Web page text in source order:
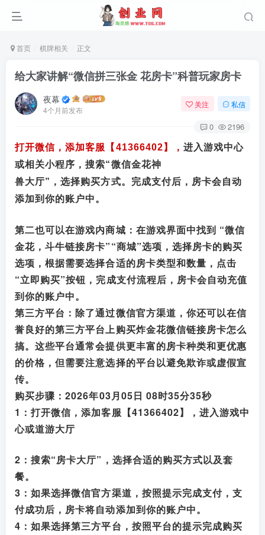
首页 棋牌相关 正文
给大家讲解“微信拼三张金 花房卡”科普玩家房卡
夜幕
4个月前发布
关注 私信
0 2196
打开微信，添加客服【41366402 】，进入游戏中心
或相关小程序，搜索“微信金花神
兽大厅”，选择购买方式。完成支付后，房卡会自动
添加到你的账户中。
第二也可以在游戏内商城：在游戏界面中找到 “微信
金花，斗牛链接房卡”“商城”选项，选择房卡的购买
选项，根据需要选择合适的房卡类型和数量，点击
“立即购买”按钮，完成支付流程后，房卡会自动充值
到你的账户中。
第三方平台：除了通过微信官方渠道，你还可以在信
誉良好的第三方平台上购买炸金花微信链接房卡怎么
搞。这些平台通常会提供更丰富的房卡种类和更优惠
的价格，但需要注意选择的平台以避免欺诈或虚假宣
传。
购买步骤：2026年03月05日 08时35分35秒
1：打开微信，添加客服【41366402】，进入游戏中
心或道游大厅
2：搜索“房卡大厅”，选择合适的购买方式以及套
餐。
3：如果选择微信官方渠道，按照提示完成支付，支
付成功后，房卡将自动添加到你的账户中。
4：如果选择第三方平台，按照平台的提示完成购买